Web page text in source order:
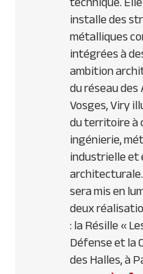
installe des
métalliques
intégrées à
ambition
du réseau
Vosges, Viry
du territoire à
ingénierie,
industrielle et
sera mis en
deux
: la Résille «
Défense et la
des Halles, à